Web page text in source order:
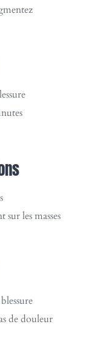
les masses
de douleur